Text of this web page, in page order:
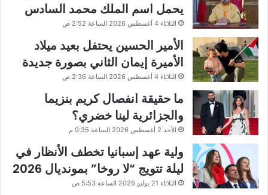
يحمل اسم الملك محمد السادس
الثلاثاء 4 أغسطس 2026 الساعة 2:52 ص
الأمير الحسين يحتفل بعيد ميلاد
الأميرة إيمان الثاني بصورة جديدة
الثلاثاء 4 أغسطس 2026 الساعة 2:36 ص
ما حقيقة انفصال كريم بنزيما
والجزائرية لينا خضري؟
الأحد 2 أغسطس 2026 الساعة 9:35 م
ولية عهد إسبانيا تخطف الأنظار في
ليلة تتويج “لا روخا” بمونديال 2026
الثلاثاء 21 يوليو 2026 الساعة 5:53 ص